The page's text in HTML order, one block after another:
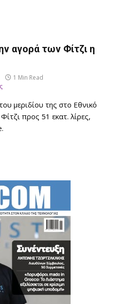
αγορά των Φίτζι η
1 Min Read
μεριδίου της στο Εθνικό
προς 51 εκατ. λίρες,